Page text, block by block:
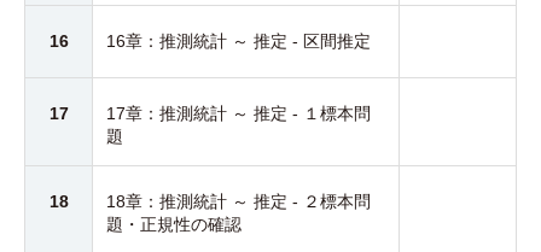
16 16章：推測統計 ～ 推定 - 区間推定
17
17章：推測統計 ～ 推定 - １標本問
題
18
18章：推測統計 ～ 推定 - ２標本問
題・正規性の確認